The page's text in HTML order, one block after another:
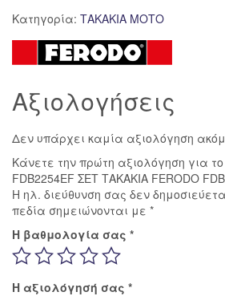
ΤΑΚΑΚΙΑ
FERODO
FDB2254
FRICTION
Κατηγορία: ΤΑΚΑΚΙΑ ΜΟΤΟ
Αξιολογήσεις
Δεν υπάρχει καμία αξιολόγηση
Κάνετε την πρώτη αξιολόγηση για το
FDB2254EF ΣΕΤ ΤΑΚΑΚΙΑ FERODO
Η ηλ. διεύθυνση σας δεν
πεδία σημειώνονται με *
Η βαθμολογία σας *
Η αξιολόγησή σας *